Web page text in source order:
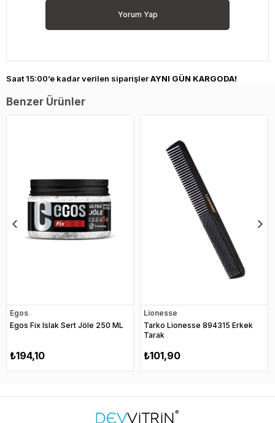
Yorum Yap
Saat 15:00’e kadar verilen siparişlerAYNI GÜN KARGODA!
Benzer Ürünler
Egos
Egos Fix Islak Sert Jöle 250 ML
₺194,10
Lionesse
Tarko Lionesse 894315 Erkek
Tarak
₺101,90